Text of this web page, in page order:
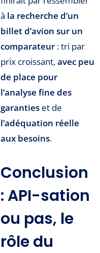
à la recherche d’un
billet d’avion sur un
comparateur: tri par
prix croissant, avec peu
de place pour
l’analyse fine des
garantieset de
l’adéquation réelle
aux besoins.
Conclusion
: API-sation
ou pas, le
rôle du